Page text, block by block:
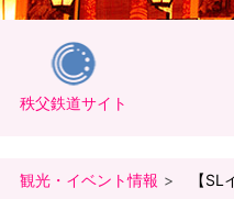
秩父鉄道サイト
観光・イベント情報 【